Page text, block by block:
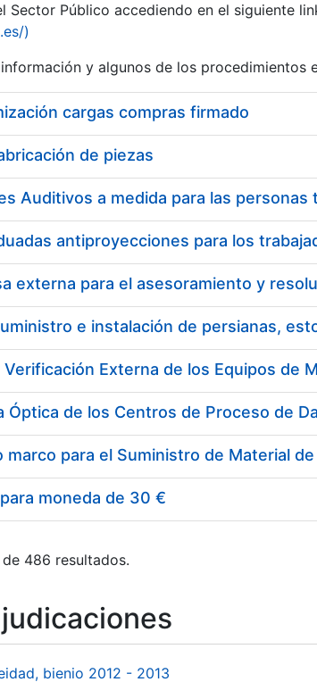
Sector Público accediendo en el siguiente
)
y algunos de los procedimientos
cargas compras firmado
de piezas
e instalación de persianas,
moneda de 30 €
486 resultados.
bienio 2012 - 2013